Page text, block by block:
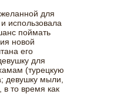
для
использовала
поймать
новой
его
для
(турецкую
девушку мыли,
то время как